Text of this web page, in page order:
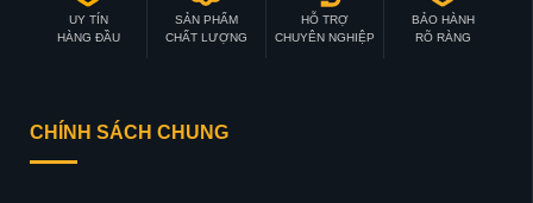
UY TÍN
HÀNG ĐẦU
SẢN PHẨM
CHẤT LƯỢNG
HỖ TRỢ
CHUYÊN NGHIỆP
BẢO HÀNH
RÕ RÀNG
CHÍNH SÁCH CHUNG